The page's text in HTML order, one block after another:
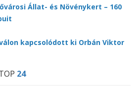
Állat- és Növénykert – 160
kapcsolódott ki Orbán Viktor
24